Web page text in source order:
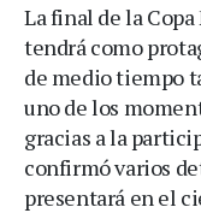
La final de la
tendrá como
de medio tiempo
uno de los
gracias a la
confirmó varios
presentará en el